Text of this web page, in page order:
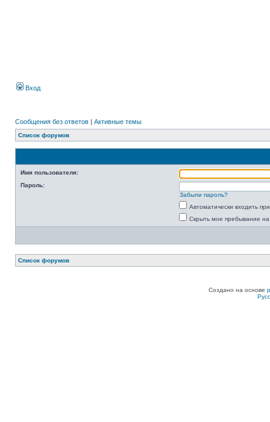
Вход
Сообщения без ответов | Активные темы
Список форумов
Имя пользователя:
Пароль:
Забыли пароль?
Автоматически входить
Скрыть мое пребывание
Список форумов
Создано на основе